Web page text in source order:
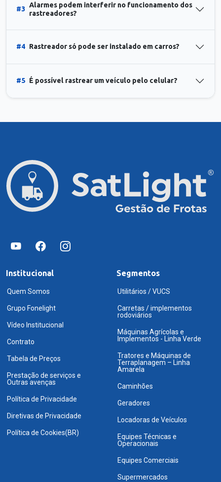
#3
Alarmes podem interferir no funcionamento dos
rastreadores?
#4 Rastreador só pode ser instalado em carros?
#5 É possível rastrear um veículo pelo celular?
Institucional
Quem Somos
Grupo Fonelight
Vídeo Institucional
Contrato
Tabela de Preços
Prestação de serviços e
Outras avenças
Política de Privacidade
Diretivas de Privacidade
Política de Cookies(BR)
Segmentos
Utilitários / VUCS
Carretas / implementos
rodoviários
Máquinas Agrícolas e
Implementos - Linha Verde
Tratores e Máquinas de
Terraplanagem – Linha
Amarela
Caminhões
Geradores
Locadoras de Veículos
Equipes Técnicas e
Operacionais
Equipes Comerciais
Supermercados